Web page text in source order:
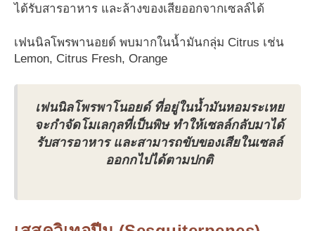
ได้รับสารอาหาร และล้างของเสียออกจากเซลล์ได้
เฟนนิลโพรพานอยด์ พบมากในน้ำมันกลุ่ม Citrus เช่น
Lemon, Citrus Fresh, Orange
เฟนนิลโพรพาโนอยด์ ที่อยู่ในน้ำมันหอมระเหย
จะกำจัดโมเลกุลที่เป็นพิษ ทำให้เซลล์กลับมาได้
รับสารอาหาร และสามารถขับของเสียในเซลล์
ออกกไปได้ตามปกติ